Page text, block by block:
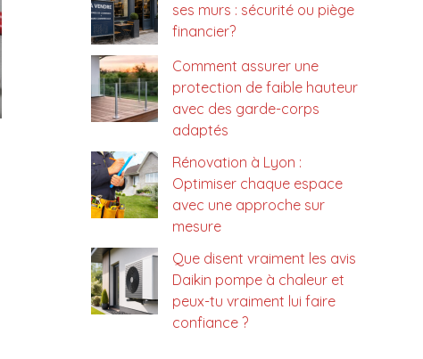
ses murs : sécurité ou piège
financier?
Comment assurer une
protection de faible hauteur
avec des garde-corps
adaptés
Rénovation à Lyon :
Optimiser chaque espace
avec une approche sur
mesure
Que disent vraiment les avis
Daikin pompe à chaleur et
peux-tu vraiment lui faire
confiance ?